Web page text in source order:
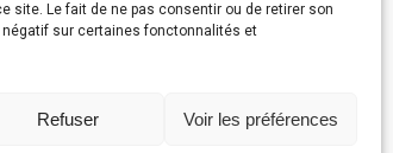
site. Le fait de ne pas consentir ou de retirer son
sur certaines fonctonnalités et
Refuser Voir les préférences